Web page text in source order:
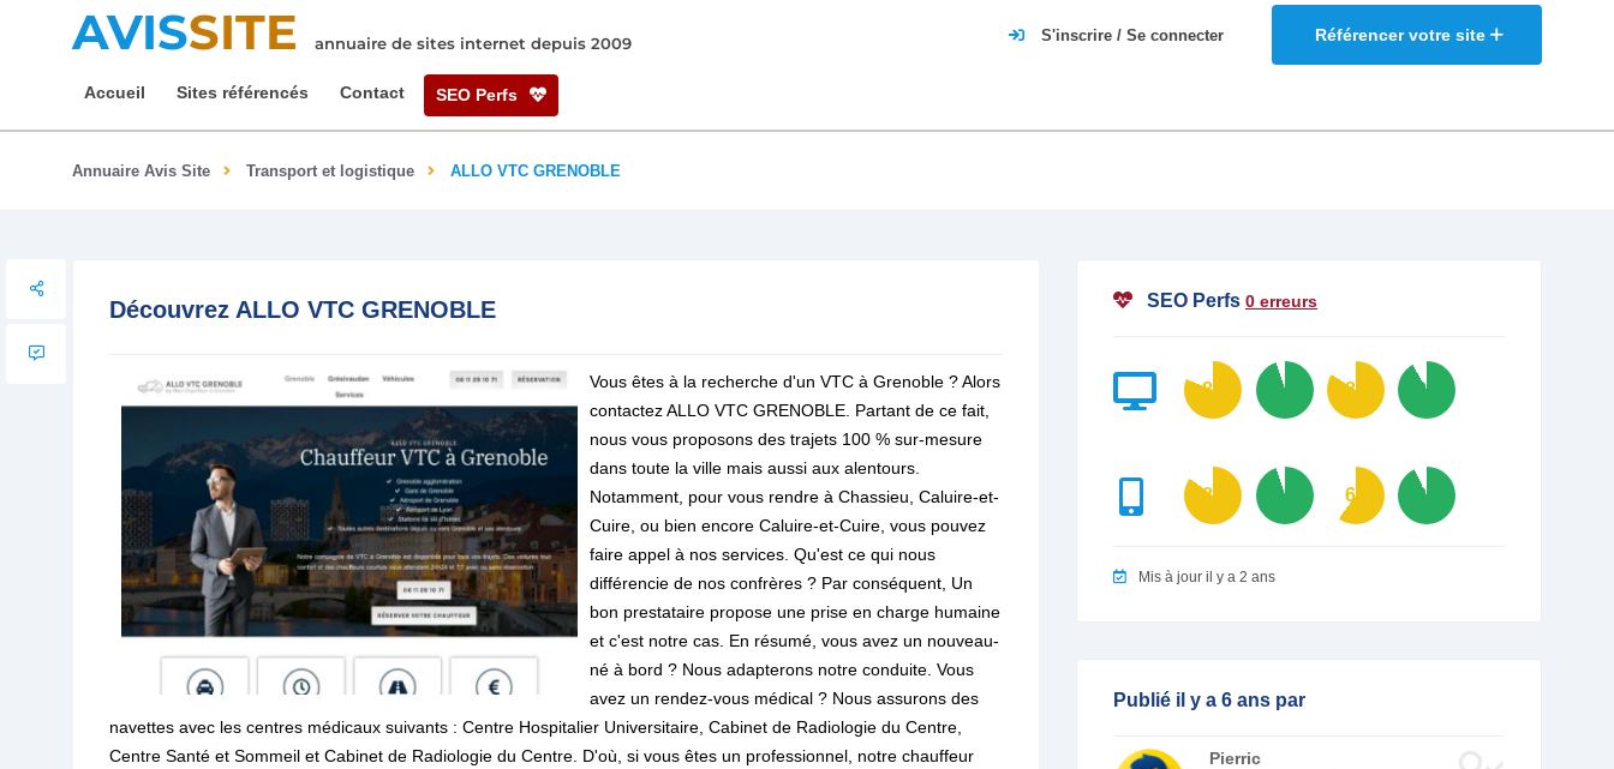
AVISSITE annuaire de sites internet depuis 2009 Référencer votre site
S'inscrire / Se connecter
Accueil Sites référencés Contact SEO Perfs
Annuaire Avis Site Transport et logistique ALLO VTC GRENOBLE
Découvrez ALLO VTC GRENOBLE
Vous êtes à la recherche d'un VTC à Grenoble ? Alors
contactez ALLO VTC GRENOBLE. Partant de ce fait,
nous vous proposons des trajets 100 % sur-mesure
dans toute la ville mais aussi aux alentours.
Notamment, pour vous rendre à Chassieu, Caluire-et-
Cuire, ou bien encore Caluire-et-Cuire, vous pouvez
faire appel à nos services. Qu'est ce qui nous
différencie de nos confrères ? Par conséquent, Un
bon prestataire propose une prise en charge humaine
et c'est notre cas. En résumé, vous avez un nouveau-
né à bord ? Nous adapterons notre conduite. Vous
avez un rendez-vous médical ? Nous assurons des
navettes avec les centres médicaux suivants : Centre Hospitalier Universitaire, Cabinet de Radiologie du Centre,
Centre Santé et Sommeil et Cabinet de Radiologie du Centre. D'où, si vous êtes un professionnel, notre chauffeur
SEO Perfs 0 erreurs
81 95 84 92
85 95 60 93
Mis à jour il y a 2 ans
Publié il y a 6 ans par
Pierric